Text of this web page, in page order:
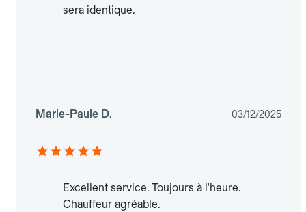
sera identique.
Marie-Paule D. 03/12/2025
Excellent service. Toujours à l'heure.
Chauffeur agréable.